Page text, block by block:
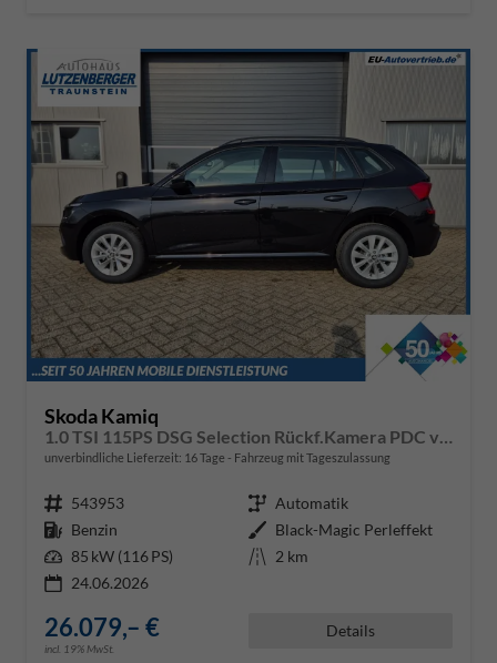
Skoda Kamiq
unverbindliche Lieferzeit: 16 Tage Fahrzeug mit Tageszulassung
Fahrzeugnr. 543953 Getriebe Automatik
Kraftstoff Benzin Außenfarbe Black-Magic Perleffekt
Leistung 85 kW (116 PS) Kilometerstand 2 km
24.06.2026
26.079,– €
incl. 19% MwSt.
Details